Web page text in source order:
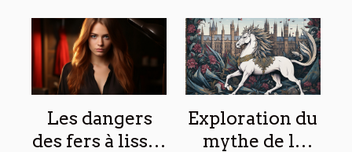
Les dangers
des fers à lisser
Exploration du
mythe de la